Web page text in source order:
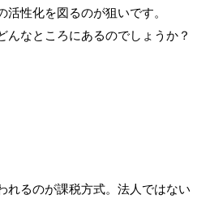
性化を図るのが狙いです。
んなところにあるのでしょうか？
れるのが課税方式。法人ではない